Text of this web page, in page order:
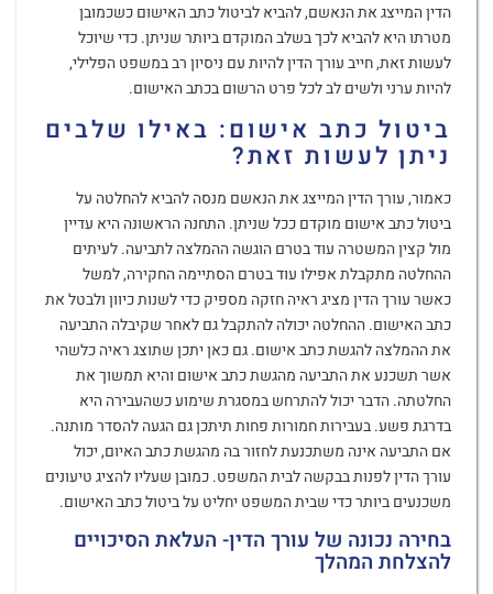
הדין המייצג את הנאשם, להביא לביטול כתב האישום כשכמובן
מטרתו היא להביא לכך בשלב המוקדם ביותר שניתן. כדי שיוכל
לעשות זאת, חייב עורך הדין להיות עם ניסיון רב במשפט הפלילי,
להיות ערני ולשים לב לכל פרט הרשום בכתב האישום.
ביטול כתב אישום: באילו שלבים
ניתן לעשות זאת?
כאמור, עורך הדין המייצג את הנאשם מנסה להביא להחלטה על
ביטול כתב אישום מוקדם ככל שניתן. התחנה הראשונה היא עדיין
מול קצין המשטרה עוד בטרם הוגשה ההמלצה לתביעה. לעיתים
ההחלטה מתקבלת אפילו עוד בטרם הסתיימה החקירה, למשל
כאשר עורך הדין מציג ראיה חזקה מספיק כדי לשנות כיוון ולבטל את
כתב האישום. ההחלטה יכולה להתקבל גם לאחר שקיבלה התביעה
את ההמלצה להגשת כתב אישום. גם כאן יתכן שתוצג ראיה כלשהי
אשר תשכנע את התביעה מהגשת כתב אישום והיא תמשוך את
החלטתה. הדבר יכול להתרחש במסגרת שימוע כשהעבירה היא
בדרגת פשע. בעבירות חמורות פחות תיתכן גם הגעה להסדר מותנה.
אם התביעה אינה משתכנעת לחזור בה מהגשת כתב האיום, יכול
עורך הדין לפנות בבקשה לבית המשפט. כמובן שעליו להציג טיעונים
משכנעים ביותר כדי שבית המשפט יחליט על ביטול כתב האישום.
בחירה נכונה של עורך הדין- העלאת הסיכויים
להצלחת המהלך